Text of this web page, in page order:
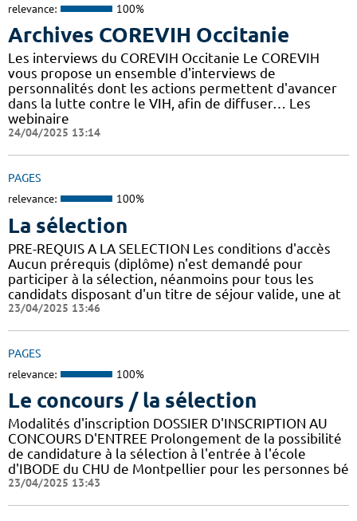
relevance: 100%
Archives COREVIH Occitanie
Les interviews du COREVIH Occitanie Le COREVIH
vous propose un ensemble d'interviews de
personnalités dont les actions permettent d'avancer
dans la lutte contre le VIH, afin de diffuser… Les
webinaire
24/04/2025 13:14
PAGES
relevance: 100%
La sélection
PRE-REQUIS A LA SELECTION Les conditions d'accès
Aucun prérequis (diplôme) n'est demandé pour
participer à la sélection, néanmoins pour tous les
candidats disposant d'un titre de séjour valide, une at
23/04/2025 13:46
PAGES
relevance: 100%
Le concours / la sélection
Modalités d'inscription DOSSIER D'INSCRIPTION AU
CONCOURS D'ENTREE Prolongement de la possibilité
de candidature à la sélection à l'entrée à l'école
d'IBODE du CHU de Montpellier pour les personnes bé
23/04/2025 13:43